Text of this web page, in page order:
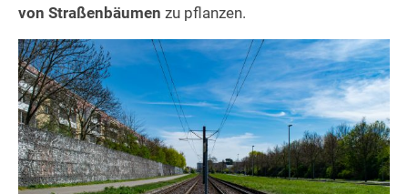
von Straßenbäumen zu pflanzen.